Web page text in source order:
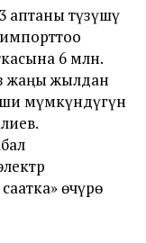
аптаны түзүшү
6 млн.
жаңы жылдан
мүмкүндүгүн
өчүрө